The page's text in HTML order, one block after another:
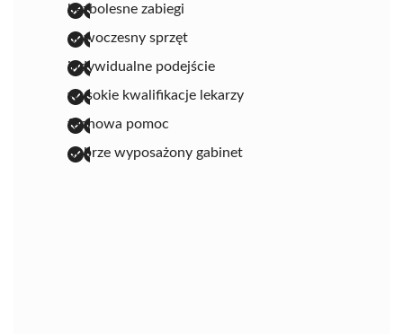
bezbolesne zabiegi
nowoczesny sprzęt
indywidualne podejście
wysokie kwalifikacje lekarzy
fachowa pomoc
dobrze wyposażony gabinet